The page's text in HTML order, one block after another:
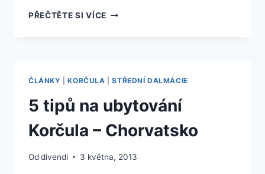
PŘEČTĚTE SI VÍCEVYDEJTE
KORČULA
ČLÁNKY |KORČULA |STŘEDNÍ DALMÁCIE
5 tipů na ubytování
Korčula – Chorvatsko
Oddivendi 3 května, 2013